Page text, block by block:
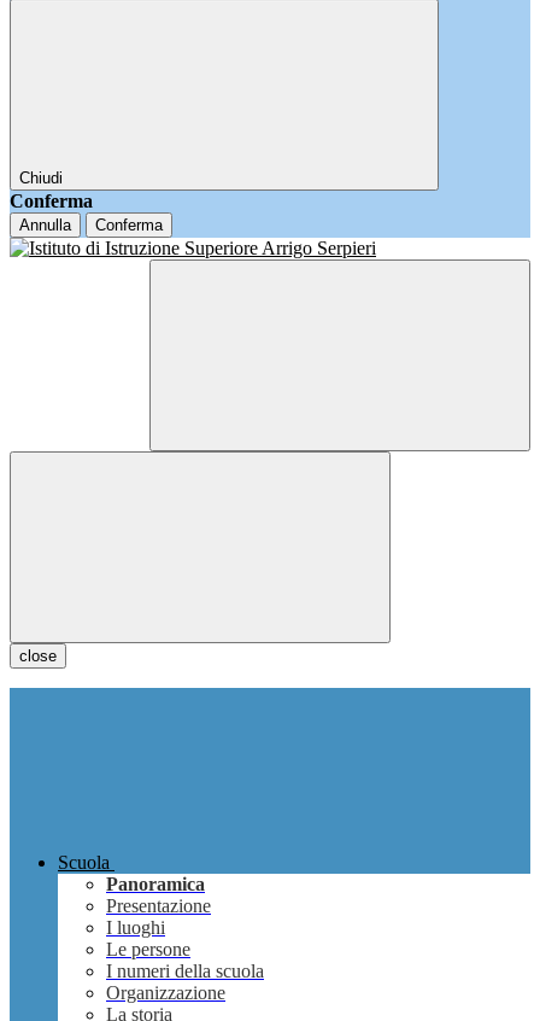
Chiudi
Conferma
Annulla Conferma
close
Scuola
Panoramica
Presentazione
I luoghi
Le persone
I numeri della scuola
Organizzazione
La storia